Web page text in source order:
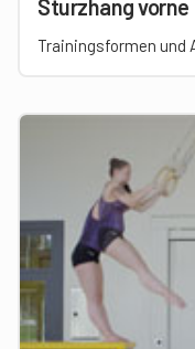
Sturzhang vorne
Trainingsformen und